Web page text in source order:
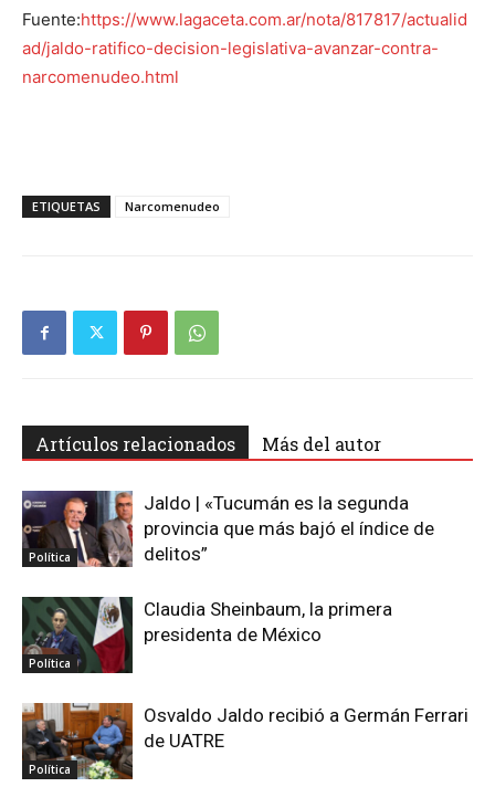
Fuente:https://www.lagaceta.com.ar/nota/817817/actualid
ad/jaldo-ratifico-decision-legislativa-avanzar-contra-
narcomenudeo.html
ETIQUETAS Narcomenudeo
Artículos relacionados Más del autor
Política
Jaldo | «Tucumán es la segunda
provincia que más bajó el índice de
delitos”
Política
Claudia Sheinbaum, la primera
presidenta de México
Política
Osvaldo Jaldo recibió a Germán Ferrari
de UATRE